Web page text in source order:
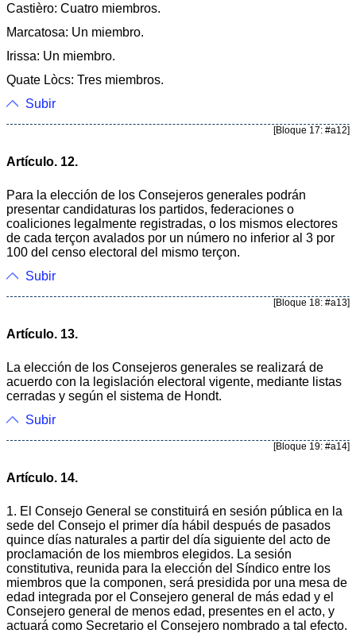
Castièro: Cuatro miembros.
Marcatosa: Un miembro.
Irissa: Un miembro.
Quate Lòcs: Tres miembros.
Subir
[Bloque 17: #a12]
Artículo. 12.
Para la elección de los Consejeros generales podrán
presentar candidaturas los partidos, federaciones o
coaliciones legalmente registradas, o los mismos electores
de cada terçon avalados por un número no inferior al 3 por
100 del censo electoral del mismo terçon.
Subir
[Bloque 18: #a13]
Artículo. 13.
La elección de los Consejeros generales se realizará de
acuerdo con la legislación electoral vigente, mediante listas
cerradas y según el sistema de Hondt.
Subir
[Bloque 19: #a14]
Artículo. 14.
1. El Consejo General se constituirá en sesión pública en la
sede del Consejo el primer día hábil después de pasados
quince días naturales a partir del día siguiente del acto de
proclamación de los miembros elegidos. La sesión
constitutiva, reunida para la elección del Síndico entre los
miembros que la componen, será presidida por una mesa de
edad integrada por el Consejero general de más edad y el
Consejero general de menos edad, presentes en el acto, y
actuará como Secretario el Consejero nombrado a tal efecto.